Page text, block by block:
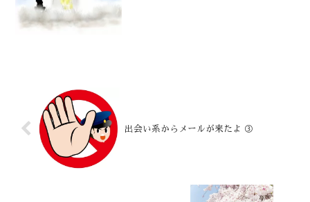
出会い系からメールが来たよ ③